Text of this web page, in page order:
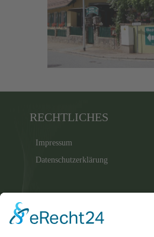
RECHTLICHES
Impressum
Datenschutz­erklärung
SPEISEKARTE